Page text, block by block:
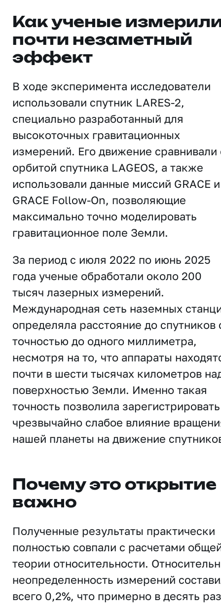
Как ученые
почти незаметный
эффект
В ходе эксперимента исследователи
использовали спутник LARES-2,
специально разработанный для
высокоточных гравитационных
измерений. Его движение сравнивали
орбитой спутника LAGEOS, а также
использовали данные миссий GRACE и
GRACE Follow-On, позволяющие
максимально точно моделировать
гравитационное поле Земли.
За период с июля 2022 по июнь 2025
года ученые обработали около 200
тысяч лазерных измерений.
Международная сеть наземных
определяла расстояние до спутников
точностью до одного миллиметра,
несмотря на то, что аппараты
почти в шести тысячах километров
поверхностью Земли. Именно такая
точность позволила зарегистрировать
чрезвычайно слабое влияние
нашей планеты на движение
Почему это открытие
важно
Полученные результаты практически
полностью совпали с расчетами
теории относительности.
неопределенность измерений
всего 0,2%, что примерно в десять раз